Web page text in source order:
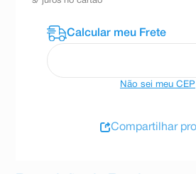
Não sei meu CEP
Compartilhar